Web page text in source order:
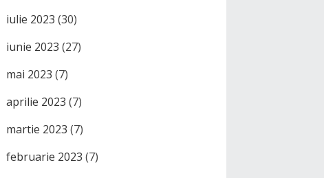
iulie 2023 (30)
iunie 2023 (27)
mai 2023 (7)
aprilie 2023 (7)
martie 2023 (7)
februarie 2023 (7)